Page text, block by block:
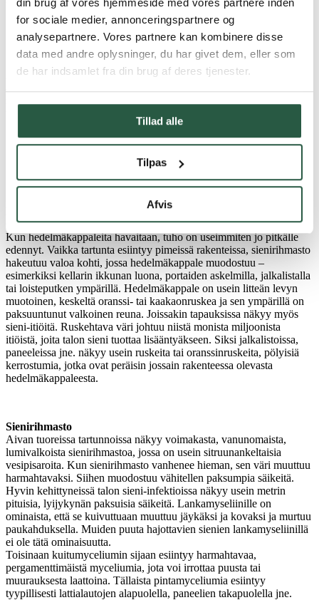
din brug af vores hjemmeside med vores partnere inden
for sociale medier, annonceringspartnere og
analysepartnere. Vores partnere kan kombinere disse
data med andre oplysninger, du har givet dem, eller som
de har indsamlet fra din brug af deres tjenester.
Tillad alle
Tilpas
Afvis
kosteuspitoisuuden ollessa 20–30 % ja lämpötilan alle noin 25 °C.
Kasvu pysähtyy, kun lämpötila nousee yli 25 °C:n, ja sieni kuolee,
kun lämpötila ylittää 37 °C. Sen sijaan se voi kasvaa jopa
pakkaslämpötilassa.
Aito talonhometta on optimaalisissa olosuhteissa erittäin
kohteeksi joutuneen puun täydellisen hajoamisen muutaman
kuukauden kuluessa, jopa paksujen puiden kohdalla.
Kuva: Goritas A/S
Oikean talon sienen hedelmäkappaleita esiintyy usein rakennuksissa.
Kun hedelmäkappaleita havaitaan, tuho on useimmiten jo pitkälle
edennyt. Vaikka tartunta esiintyy pimeissä rakenteissa, sienirihmasto
hakeutuu valoa kohti, jossa hedelmäkappale muodostuu –
esimerkiksi kellarin ikkunan luona, portaiden askelmilla, jalkalistalla
tai loisteputken ympärillä. Hedelmäkappale on usein litteän levyn
muotoinen, keskeltä oranssi- tai kaakaonruskea ja sen ympärillä on
paksuuntunut valkoinen reuna. Joissakin tapauksissa näkyy myös
sieni-itiöitä. Ruskehtava väri johtuu niistä monista miljoonista
itiöistä, joita talon sieni tuottaa lisääntyäkseen. Siksi jalkalistoissa,
paneeleissa jne. näkyy usein ruskeita tai oranssinruskeita, pölyisiä
kerrostumia, jotka ovat peräisin jossain rakenteessa olevasta
hedelmäkappaleesta.
Sienirihmasto
Aivan tuoreissa tartunnoissa näkyy voimakasta, vanunomaista,
lumivalkoista sienirihmastoa, jossa on usein sitruunankeltaisia
vesipisaroita. Kun sienirihmasto vanhenee hieman, sen väri muuttuu
harmahtavaksi. Siihen muodostuu vähitellen paksumpia säikeitä.
Hyvin kehittyneissä talon sieni-infektioissa näkyy usein metrin
pituisia, lyijykynän paksuisia säikeitä. Lankamyseliinille on
ominaista, että se kuivuttuaan muuttuu jäykäksi ja kovaksi ja murtuu
paukahduksella. Muiden puuta hajottavien sienien lankamyseliinillä
ei ole tätä ominaisuutta.
Toisinaan kuitumyceliumin sijaan esiintyy harmahtavaa,
pergamenttimäistä myceliumia, jota voi irrottaa puusta tai
muurauksesta laattoina. Tällaista pintamyceliumia esiintyy
tyypillisesti lattialautojen alapuolella, paneelien takapuolella jne.